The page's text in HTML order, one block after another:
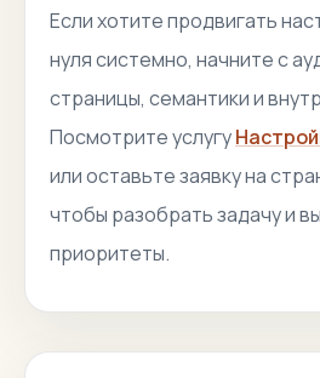
Если хотите продвигать
нуля системно, начните с
страницы, семантики и
Посмотрите услугу
или оставьте заявку на
чтобы разобрать задачу и
приоритеты.